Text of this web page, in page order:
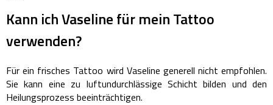
Kann ich Vaseline für mein Tattoo
verwenden?
Für ein frisches Tattoo wird Vaseline generell nicht empfohlen.
Sie kann eine zu luftundurchlässige Schicht bilden und den
Heilungsprozess beeinträchtigen.